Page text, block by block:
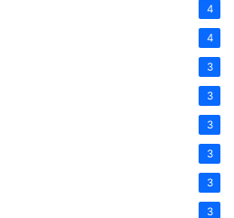
4
4
3
3
3
3
3
3